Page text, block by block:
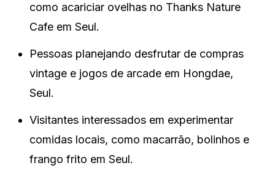
como acariciar ovelhas no Thanks Nature
Cafe em Seul.
Pessoas planejando desfrutar de compras
vintage e jogos de arcade em Hongdae,
Seul.
Visitantes interessados em experimentar
comidas locais, como macarrão, bolinhos e
frango frito em Seul.